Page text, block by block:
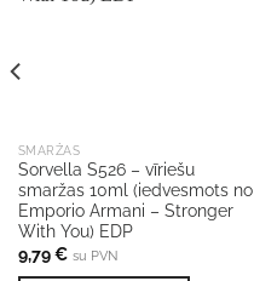
SMARŽAS
Sorvella S526 – vīriešu
smaržas 10ml (iedvesmots no
Emporio Armani – Stronger
With You) EDP
9,79€ su PVN